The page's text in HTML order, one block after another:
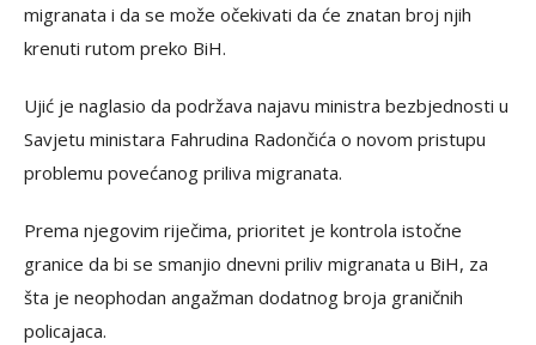
migranata i da se može očekivati da će znatan broj njih
krenuti rutom preko BiH.
Ujić je naglasio da podržava najavu ministra bezbjednosti u
Savjetu ministara Fahrudina Radončića o novom pristupu
problemu povećanog priliva migranata.
Prema njegovim riječima, prioritet je kontrola istočne
granice da bi se smanjio dnevni priliv migranata u BiH, za
šta je neophodan angažman dodatnog broja graničnih
policajaca.